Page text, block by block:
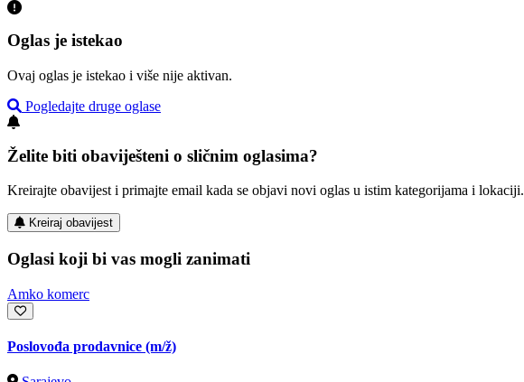
Oglas je istekao
Ovaj oglas je istekao i više nije aktivan.
Pogledajte druge oglase
Želite biti obaviješteni o sličnim oglasima?
Kreirajte obavijest i primajte email kada se objavi novi oglas u istim kategorijama i lokaciji.
Kreiraj obavijest
Oglasi koji bi vas mogli zanimati
Amko komerc
Poslovođa prodavnice (m/ž)